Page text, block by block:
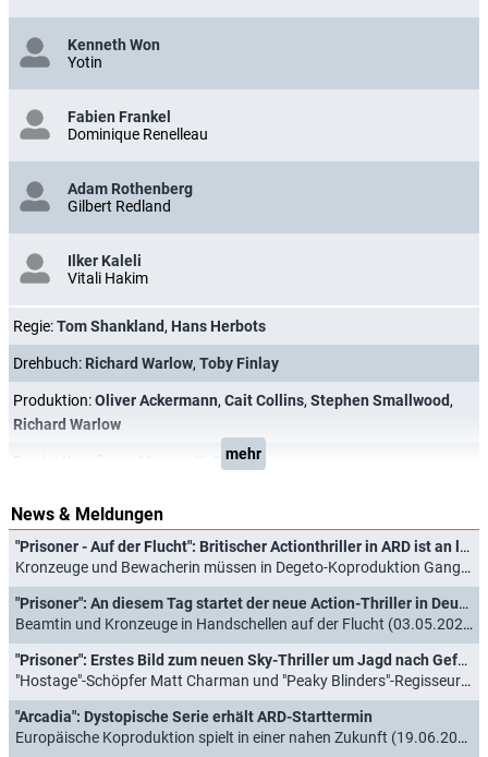
Kenneth Won
Yotin
Fabien Frankel
Dominique Renelleau
Adam Rothenberg
Gilbert Redland
Ilker Kaleli
Vitali Hakim
Regie:Tom Shankland, Hans Herbots
Drehbuch: Richard Warlow, Toby Finlay
Produktion:Oliver Ackermann, Cait Collins, Stephen Smallwood,
Richard Warlow
Mammoth Screen
mehr
News & Meldungen
"Prisoner - Auf der Flucht": Britischer Actionthriller in ARD ist an löchriges Drehbuch gekettet
Kronzeuge und Bewacherin müssen in Degeto-Koproduktion Gangstersyndikat entkommen und rechtzeitig vor Gericht erscheinen (18.06.2026)
"Prisoner": An diesem Tag startet der neue Action-Thriller in Deutschland
Beamtin und Kronzeuge in Handschellen auf der Flucht (03.05.2026)
"Prisoner": Erstes Bild zum neuen Sky-Thriller um Jagd nach Gefangenem enthüllt
"Hostage"-Schöpfer Matt Charman und "Peaky Blinders"-Regisseur Otto Bathurst mit kreativer Kontrolle (28.11.2025)
"Arcadia": Dystopische Serie erhält ARD-Starttermin
Europäische Koproduktion spielt in einer nahen Zukunft (19.06.2023)